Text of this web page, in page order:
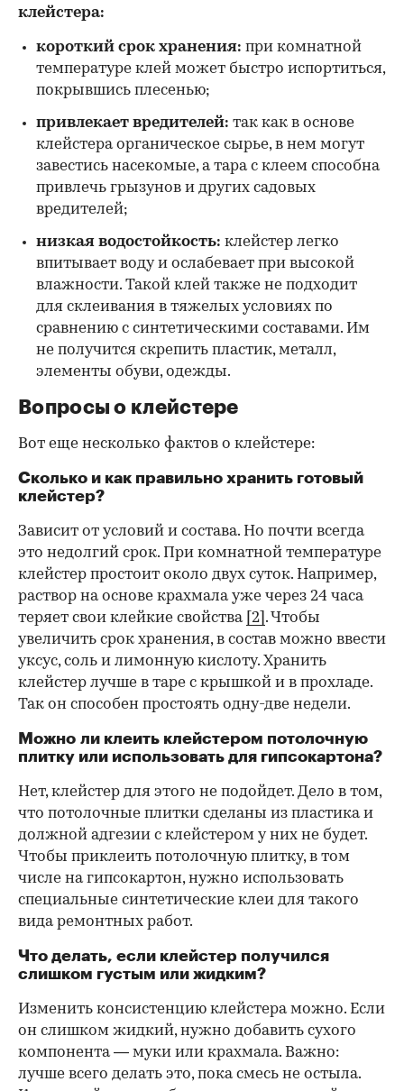
клейстера:
короткий срок хранения: при комнатной
температуре клей может быстро испортиться,
покрывшись плесенью;
привлекает вредителей: так как в основе
клейстера органическое сырье, в нем могут
завестись насекомые, а тара с клеем способна
привлечь грызунов и других садовых
вредителей;
низкая водостойкость: клейстер легко
впитывает воду и ослабевает при высокой
влажности. Такой клей также не подходит
для склеивания в тяжелых условиях по
сравнению с синтетическими составами. Им
не получится скрепить пластик, металл,
элементы обуви, одежды.
Вопросы о клейстере
Вот еще несколько фактов о клейстере:
Сколько и как правильно хранить готовый
клейстер?
Зависит от условий и состава. Но почти всегда
это недолгий срок. При комнатной температуре
клейстер простоит около двух суток. Например,
раствор на основе крахмала уже через 24 часа
теряет свои клейкие свойства [2] . Чтобы
увеличить срок хранения, в состав можно ввести
уксус, соль и лимонную кислоту. Хранить
клейстер лучше в таре с крышкой и в прохладе.
Так он способен простоять одну-две недели.
Можно ли клеить клейстером потолочную
плитку или использовать для гипсокартона?
Нет, клейстер для этого не подойдет. Дело в том,
что потолочные плитки сделаны из пластика и
должной адгезии с клейстером у них не будет.
Чтобы приклеить потолочную плитку, в том
числе на гипсокартон, нужно использовать
специальные синтетические клеи для такого
вида ремонтных работ.
Что делать, если клейстер получился
слишком густым или жидким?
Изменить консистенцию клейстера можно. Если
он слишком жидкий, нужно добавить сухого
компонента — муки или крахмала. Важно:
лучше всего делать это, пока смесь не остыла.